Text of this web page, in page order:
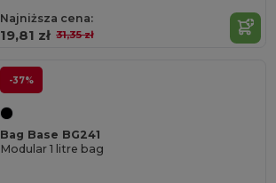
Najniższa cena:
19,81 zł 31,35 zł
-37%
Bag Base BG241
Modular 1 litre bag